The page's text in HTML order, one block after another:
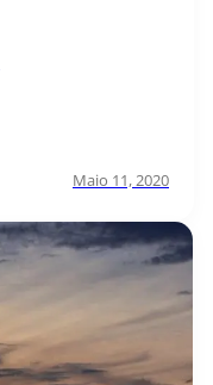
Maio 11, 2020